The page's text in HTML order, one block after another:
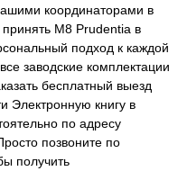
координаторами в
M8 Prudentia в
подход к каждой
заводские комплектации
бесплатный выезд
Электронную книгу в
по адресу
позвоните по
получить